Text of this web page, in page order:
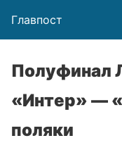
Главпост
Полуфинал
«Интер» —
поляки